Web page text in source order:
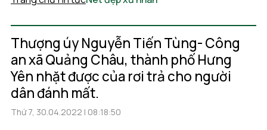
Thượng úy Nguyễn Tiến Tùng- Công
an xã Quảng Châu, thành phố Hưng
Yên nhặt được của rơi trả cho người
dân đánh mất.
Thứ 7, 30.04.2022 | 08:18:50